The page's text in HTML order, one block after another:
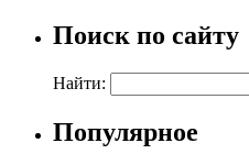
Поиск по сайту
Найти:
Популярное